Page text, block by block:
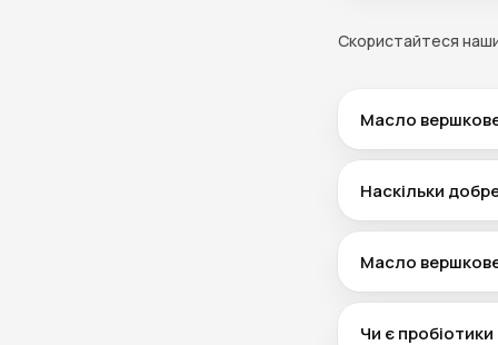
Скористайтеся
Масло
Більшість
йогурті її менше
Наскільки
Масло вершкове
поєднання білка,
Масло
Масло вершкове —
близько 33 г, у
Чи є